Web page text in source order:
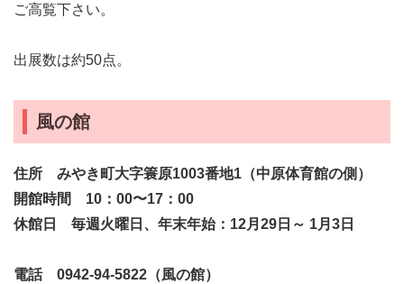
ご高覧下さい。
出展数は約50点。
風の館
住所 みやき町大字簑原1003番地1（中原体育館の側）
開館時間 10：00〜17：00
休館日 毎週火曜日、年末年始：12月29日～ 1月3日
電話 0942-94-5822（風の館）